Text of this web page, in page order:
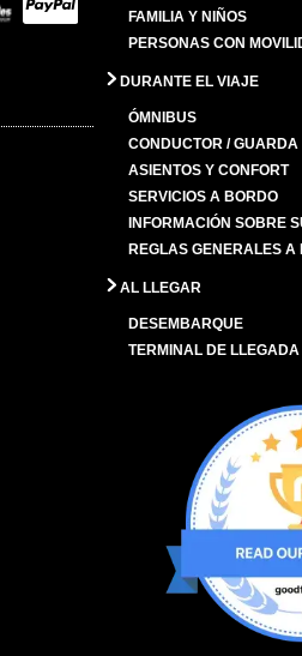
FAMILIA Y NIÑOS
PERSONAS CON
DURANTE EL VIAJE
ÓMNIBUS
CONDUCTOR / GUARDA
ASIENTOS Y CONFORT
SERVICIOS A BORDO
INFORMACIÓN SOBRE
REGLAS GENERALES A
AL LLEGAR
DESEMBARQUE
TERMINAL DE LLEGADA